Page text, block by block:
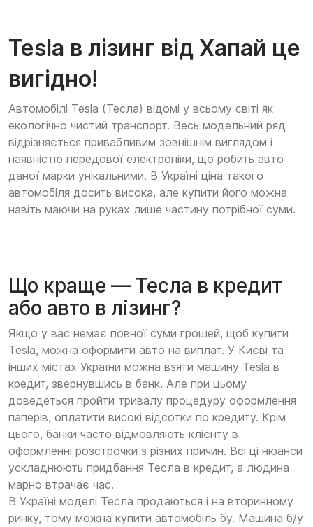
Tesla в лізинг від Хапай це
вигідно!
Автомобілі Tesla (Тесла) відомі у всьому світі як
екологічно чистий транспорт. Весь модельний ряд
відрізняється привабливим зовнішнім виглядом і
наявністю передової електроніки, що робить авто
даної марки унікальними. В Україні ціна такого
автомобіля досить висока, але купити його можна
навіть маючи на руках лише частину потрібної суми.
Що краще — Тесла в кредит
або авто в лізинг?
Якщо у вас немає повної суми грошей, щоб купити
Tesla, можна оформити авто на виплат. У Києві та
інших містах України можна взяти машину Tesla в
кредит, звернувшись в банк. Але при цьому
доведеться пройти тривалу процедуру оформлення
паперів, оплатити високі відсотки по кредиту. Крім
цього, банки часто відмовляють клієнту в
оформленні розстрочки з різних причин. Всі ці нюанси
ускладнюють придбання Тесла в кредит, а людина
марно втрачає час.
В Україні моделі Тесла продаються і на вторинному
ринку, тому можна купити автомобіль бу. Машина б/у